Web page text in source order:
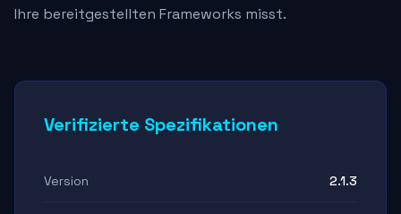
Ihre bereitgestellten Frameworks misst.
Verifizierte Spezifikationen
Version 2.1.3